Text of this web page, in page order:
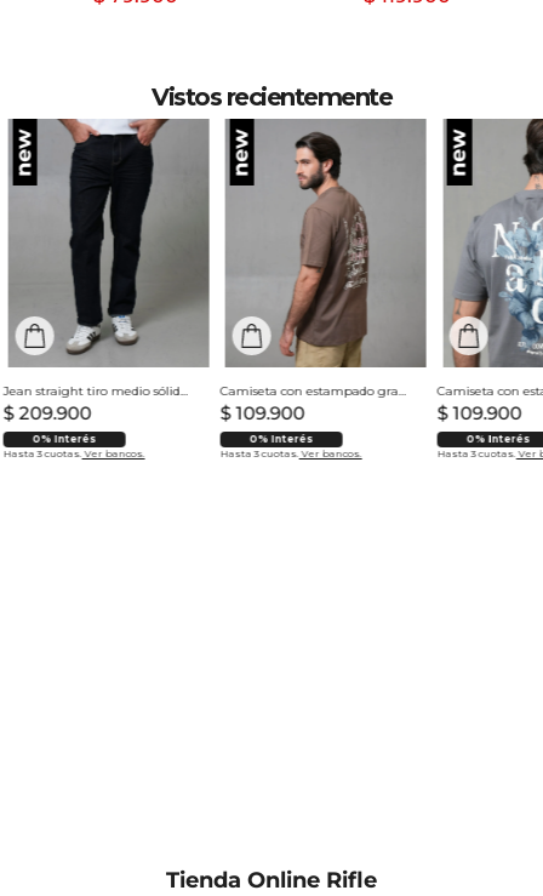
Vistos recientemente
Jean straight tiro medio sólido para hombre
$ 209.900
0% Interés
Hasta 3 cuotas. Ver bancos.
Camiseta con estampado grande en espalda para hombre
$ 109.900
0% Interés
Hasta 3 cuotas. Ver bancos.
$ 109.900
0% Interés
Hasta 3 cuotas. Ver
Tienda Online Rifle